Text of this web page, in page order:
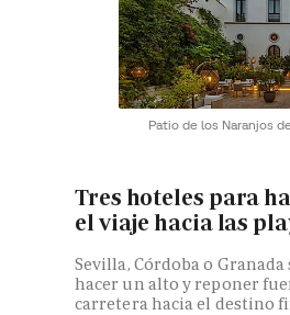
Patio de los Naranjos
Tres hoteles para
el viaje hacia las
Sevilla, Córdoba o
hacer un alto y reponer
carretera hacia el destino